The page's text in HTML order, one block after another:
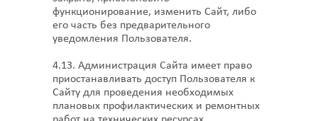
функционирование, изменить Сайт, либо
его часть без предварительного
уведомления Пользователя.
4.13. Администрация Сайта имеет право
приостанавливать доступ Пользователя к
Сайту для проведения необходимых
плановых профилактических и ремонтных